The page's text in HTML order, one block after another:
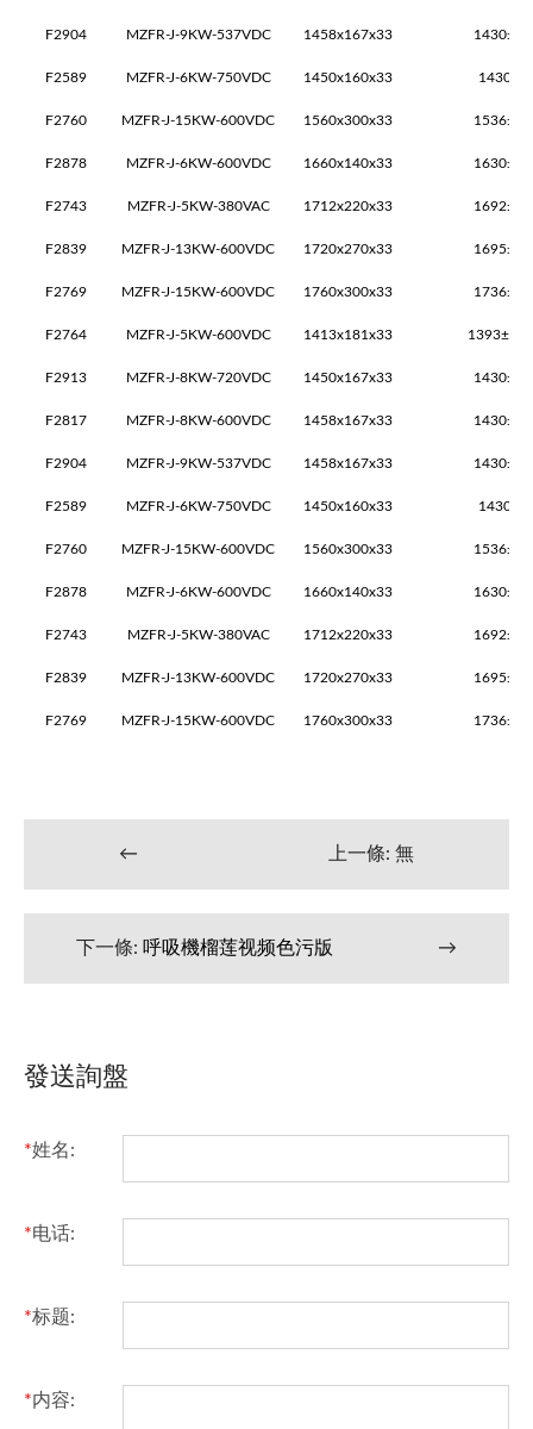
F2904 MZFR-J-9KW-537VDC 1458x167x33
F2589 MZFR-J-6KW-750VDC 1450x160x33
F2760 MZFR-J-15KW-600VDC 1560x300x33
F2878 MZFR-J-6KW-600VDC 1660x140x33
F2743 MZFR-J-5KW-380VAC 1712x220x33
F2839 MZFR-J-13KW-600VDC 1720x270x33
F2769 MZFR-J-15KW-600VDC 1760x300x33
F2764 MZFR-J-5KW-600VDC 1413x181x33
F2913 MZFR-J-8KW-720VDC 1450x167x33
F2817 MZFR-J-8KW-600VDC 1458x167x33
F2904 MZFR-J-9KW-537VDC 1458x167x33
F2589 MZFR-J-6KW-750VDC 1450x160x33
F2760 MZFR-J-15KW-600VDC 1560x300x33
F2878 MZFR-J-6KW-600VDC 1660x140x33
F2743 MZFR-J-5KW-380VAC 1712x220x33
F2839 MZFR-J-13KW-600VDC 1720x270x33
F2769 MZFR-J-15KW-600VDC 1760x300x33
← 上一條: 無
下一條: 呼吸機榴莲视频色污版 →
發送詢盤
*姓名:
*电话:
*标题:
*内容: